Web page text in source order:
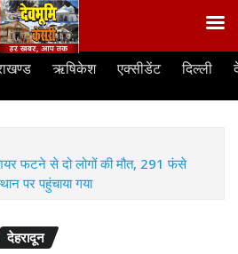
ऋषिकेश एक्सीडेंट दिल्ली
फटने से दो लोगों की मौत, 291 फंसे
पर पहुंचाया गया
देहरादून